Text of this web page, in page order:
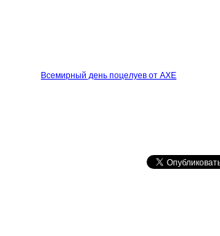
Всемирный день поцелуев от AXE